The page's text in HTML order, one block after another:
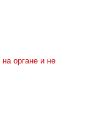
органе и не